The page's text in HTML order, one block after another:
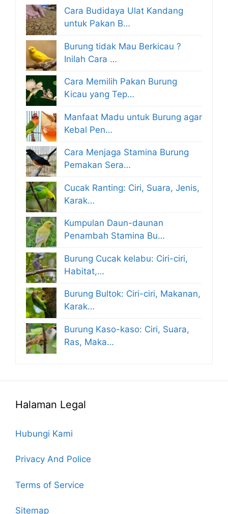
Cara Budidaya Ulat Kandang
untuk Pakan B…
Burung tidak Mau Berkicau ?
Inilah Cara …
Cara Memilih Pakan Burung
Kicau yang Tep…
Manfaat Madu untuk Burung agar
Kebal Pen…
Cara Menjaga Stamina Burung
Pemakan Sera…
Cucak Ranting: Ciri, Suara, Jenis,
Karak…
Kumpulan Daun-daunan
Penambah Stamina Bu…
Burung Cucak kelabu: Ciri-ciri,
Habitat,…
Burung Bultok: Ciri-ciri, Makanan,
Karak…
Burung Kaso-kaso: Ciri, Suara,
Ras, Maka…
Halaman Legal
Hubungi Kami
Privacy And Police
Terms of Service
Sitemap